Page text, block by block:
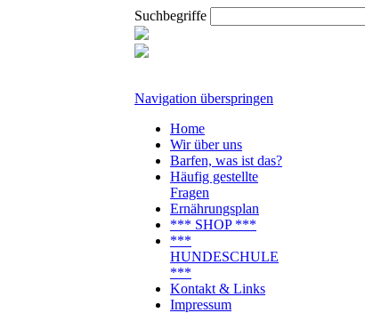
Suchbegriffe
Navigation überspringen
Home
Wir über uns
Barfen, was ist das?
Häufig gestellte
Fragen
Ernährungsplan
*** SHOP ***
***
HUNDESCHULE
***
Kontakt & Links
Impressum